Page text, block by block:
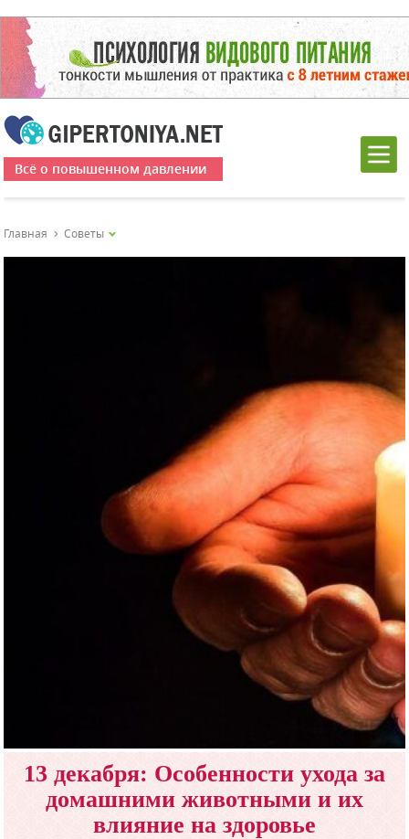
Всё о повышенном давлении
Главная Советы
13 декабря: Особенности ухода за
домашними животными и их
влияние на здоровье